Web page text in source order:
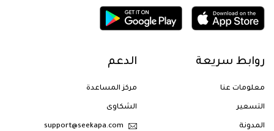
روابط سريعة
معلومات عنا
التسعير
المدونة
الدعم
مركز المساعدة
الشكاوى
support@seekapa.com